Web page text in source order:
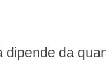
dipende da